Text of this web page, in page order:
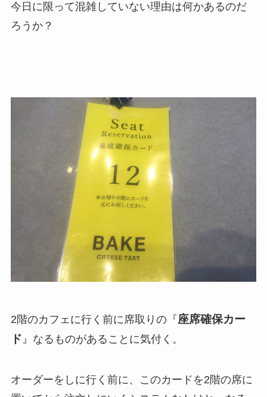
今日に限って混雑していない理由は何かあるのだ
ろうか？
2階のカフェに行く前に席取りの『 座席確保カー
ド 』なるものがあることに気付く。
オーダーをしに行く前に、このカードを2階の席に